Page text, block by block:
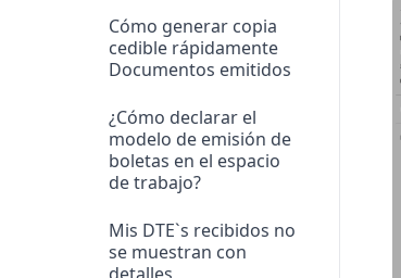
Cómo generar copia
cedible rápidamente
Documentos emitidos
¿Cómo declarar el
modelo de emisión de
boletas en el espacio
de trabajo?
Mis DTE`s recibidos no
se muestran con